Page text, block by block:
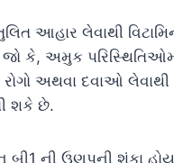
આહાર લેવાથી
કે, અમુક
અથવા દવાઓ
શકે છે.
બી1 ની ઉણપની શંકા